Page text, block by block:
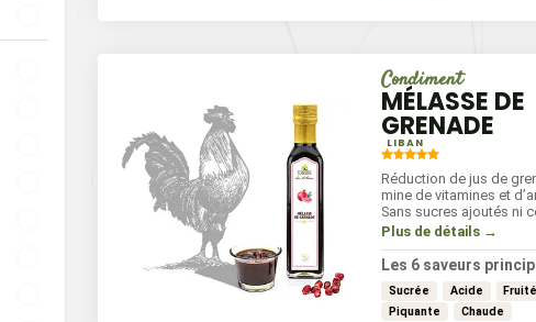
Condiment
MÉLASSE DE
GRENADE
LIBAN
Réduction de jus de
mine de vitamines et
Sans sucres ajoutés ni
dotée d’une saveur
salades et mets sucrés-
condiment d’exception
gourmets.
Plus de détails →
Les 6 saveurs
Sucrée Acide
Piquante
Chaude